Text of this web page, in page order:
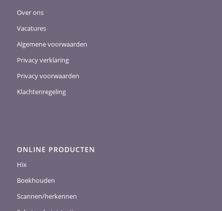
Over ons
Vacatures
Algemene voorwaarden
Privacy verklaring
Privacy voorwaarden
Klachtenregeling
ONLINE PRODUCTEN
Hix
Boekhouden
Scannen/herkennen